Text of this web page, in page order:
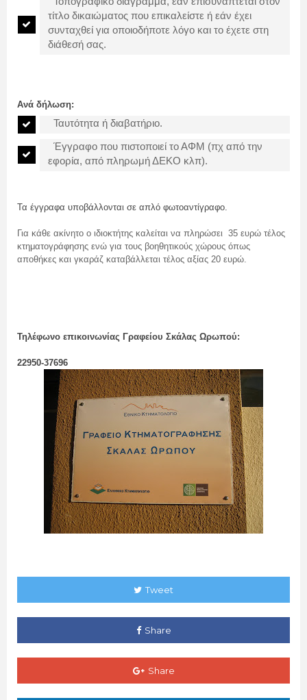
τίτλο δικαιώματος που επικαλείστε ή εάν έχει
συνταχθεί για οποιοδήποτε λόγο και το έχετε στη
διάθεσή σας.
Ανά δήλωση:
Ταυτότητα ή διαβατήριο.
Έγγραφο που πιστοποιεί το ΑΦΜ (πχ από την
εφορία, από πληρωμή ΔΕΚΟ κλπ).
Τα έγγραφα υποβάλλονται σε απλό φωτοαντίγραφο.
Για κάθε ακίνητο ο ιδιοκτήτης καλείται να πληρώσει 35 ευρώ τέλος
κτηματογράφησης ενώ για τους βοηθητικούς χώρους όπως
αποθήκες και γκαράζ καταβάλλεται τέλος αξίας 20 ευρώ.
Τηλέφωνο επικοινωνίας Γραφείου Σκάλας Ωρωπού:
22950-37696
Tweet
Share
Share